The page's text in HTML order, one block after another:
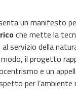
un manifesto
che mette la
al servizio della
il progetto
e un
per l’ambiente